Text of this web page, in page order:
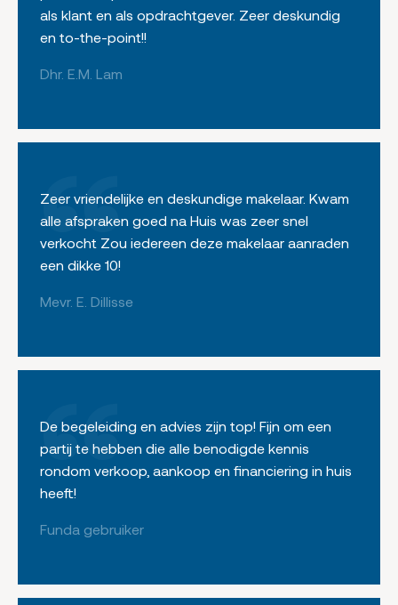
als klant en als opdrachtgever. Zeer deskundig
en to-the-point!!
Dhr. E.M. Lam
Zeer vriendelijke en deskundige makelaar. Kwam
alle afspraken goed na Huis was zeer snel
verkocht Zou iedereen deze makelaar aanraden
een dikke 10!
Mevr. E. Dillisse
De begeleiding en advies zijn top! Fijn om een
partij te hebben die alle benodigde kennis
rondom verkoop, aankoop en financiering in huis
heeft!
Funda gebruiker